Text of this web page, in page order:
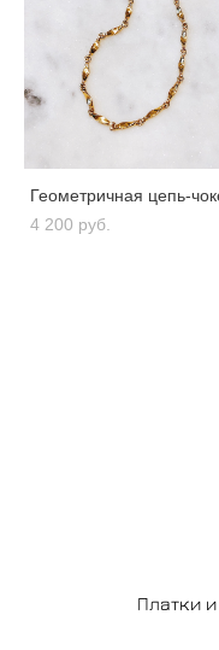
Геометричная цепь-
4 200 pуб.
Платки